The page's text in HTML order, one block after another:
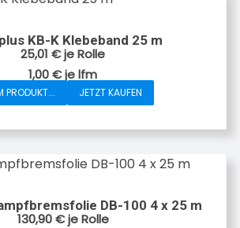
KB-K Klebeband 25 m
25,01€je Rolle
1,00€jelfm
PRODUKT... JETZT KAUFEN
DB-100 4 x 25 m
130,90€je Rolle